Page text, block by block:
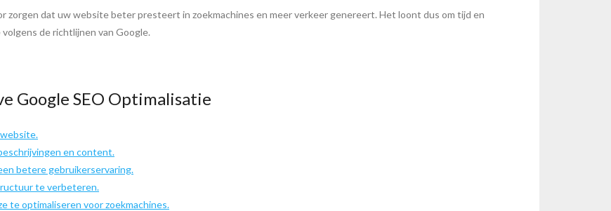
zorgen dat uw website beter presteert in zoekmachines en meer verkeer genereert. Het loont dus om tijd en
de richtlijnen van Google.
Google SEO Optimalisatie
en content.
betere gebruikerservaring.
te verbeteren.
te optimaliseren voor zoekmachines.